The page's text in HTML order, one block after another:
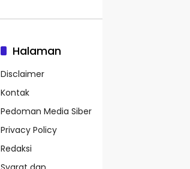
Halaman
Disclaimer
Kontak
Pedoman Media Siber
Privacy Policy
Redaksi